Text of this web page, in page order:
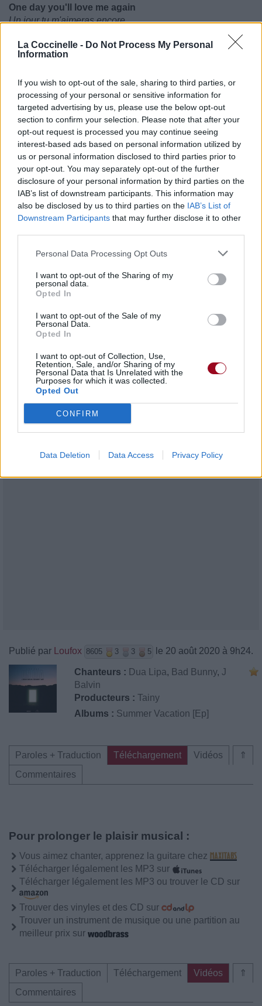
La Coccinelle - Do Not Process My Personal
Information
If you wish to opt-out of the sale, sharing to third parties, or
processing of your personal or sensitive information for
targeted advertising by us, please use the below opt-out
section to confirm your selection. Please note that after your
opt-out request is processed you may continue seeing
interest-based ads based on personal information utilized by
us or personal information disclosed to third parties prior to
your opt-out. You may separately opt-out of the further
disclosure of your personal information by third parties on the
IAB’s list of downstream participants. This information may
also be disclosed by us to third parties on the IAB’s List of
Downstream Participants that may further disclose it to other
Personal Data Processing Opt Outs
I want to opt-out of the Sharing of my
personal data.
Opted In
I want to opt-out of the Sale of my
Personal Data.
Opted In
I want to opt-out of Collection, Use,
Retention, Sale, and/or Sharing of my
Personal Data that Is Unrelated with the
Purposes for which it was collected.
Opted Out
CONFIRM
Data Deletion Data Access Privacy Policy
One day you'll love me again
Un jour tu m'aimeras encore
Embrasse moi encore jusqu'à la fin
One day you'll beg me to try
One day you'll realize I'm more than your lover
Un jour tu réaliseras que je suis plus que ton amoureuse
I'm more than your lover, I'm your friend
Je suis plus que ton amoureuse, je suis ton amie
One day you'll love me again (¡Wuh!)
Un jour tu m'aimeras encore
(Outro: Dua Lipa, J Balvin & Bad Bunny)
Baby, eh (Ay-ay-ay-ay-aye)
Bébé, eh (Ay-ay-ay-ay-aye)
One day you'll love me again
Un jour tu m'aimeras encore
One day you'll realize I'm more than your lover
Un jour tu réaliseras que je suis plus que ton amoureuse
I'm more than your lover, I'm your friend
Je suis plus que ton amoureuse, je suis ton amie
J Balvin, man
J Balvin, homme
Bad Bunny, baby
Bad Bunny, bébé
Latino Gang (Yeah)
Gang latino (ouais)
La Familia
La famille
Publié par Loufox 8605 3 3 5 le 20 août 2020 à 9h24.
Chanteurs : Dua Lipa, Bad Bunny, J
Balvin
Producteurs : Tainy
Albums : Summer Vacation [Ep]
⇑
Paroles + Traduction Téléchargement
Vidéos
Commentaires
Pour prolonger le plaisir musical :
Vous aimez chanter, apprenez la guitare chez
Télécharger légalement les MP3 sur
Télécharger légalement les MP3 ou trouver le CD sur
Trouver des vinyles et des CD sur
Trouver un instrument de musique ou une partition au
meilleur prix sur
⇑
Paroles + Traduction Téléchargement
Vidéos
Commentaires